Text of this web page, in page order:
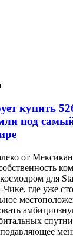
купить
под
от
для
где уже
подавляющее